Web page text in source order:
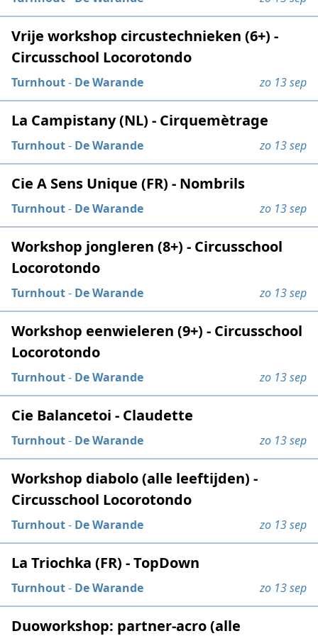
Vrije workshop circustechnieken (6+) -
Circusschool Locorotondo
Turnhout- De Warande zo 13 sep
La Campistany (NL) - Cirquemètrage
Turnhout- De Warande zo 13 sep
Cie A Sens Unique (FR) - Nombrils
Turnhout- De Warande zo 13 sep
Workshop jongleren (8+) - Circusschool
Locorotondo
Turnhout- De Warande zo 13 sep
Workshop eenwieleren (9+) - Circusschool
Locorotondo
Turnhout- De Warande zo 13 sep
Cie Balancetoi - Claudette
Turnhout- De Warande zo 13 sep
Workshop diabolo (alle leeftijden) -
Circusschool Locorotondo
Turnhout- De Warande zo 13 sep
La Triochka (FR) - TopDown
Turnhout- De Warande zo 13 sep
Duoworkshop: partner-acro (alle